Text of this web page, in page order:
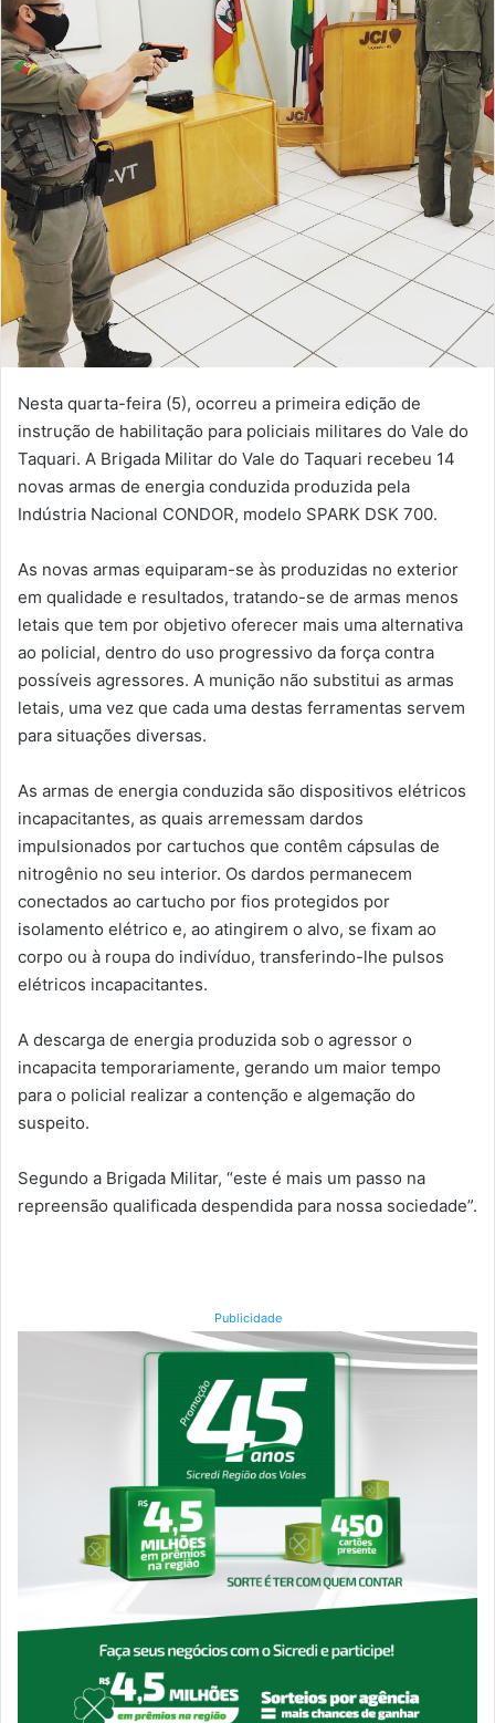
Nesta quarta-feira (5), ocorreu a primeira edição de
instrução de habilitação para policiais militares do Vale do
Taquari. A Brigada Militar do Vale do Taquari recebeu 14
novas armas de energia conduzida produzida pela
Indústria Nacional CONDOR, modelo SPARK DSK 700.
As novas armas equiparam-se às produzidas no exterior
em qualidade e resultados, tratando-se de armas menos
letais que tem por objetivo oferecer mais uma alternativa
ao policial, dentro do uso progressivo da força contra
possíveis agressores. A munição não substitui as armas
letais, uma vez que cada uma destas ferramentas servem
para situações diversas.
As armas de energia conduzida são dispositivos elétricos
incapacitantes, as quais arremessam dardos
impulsionados por cartuchos que contêm cápsulas de
nitrogênio no seu interior. Os dardos permanecem
conectados ao cartucho por fios protegidos por
isolamento elétrico e, ao atingirem o alvo, se fixam ao
corpo ou à roupa do indivíduo, transferindo-lhe pulsos
elétricos incapacitantes.
A descarga de energia produzida sob o agressor o
incapacita temporariamente, gerando um maior tempo
para o policial realizar a contenção e algemação do
suspeito.
Segundo a Brigada Militar, “este é mais um passo na
repreensão qualificada despendida para nossa sociedade”.
Publicidade